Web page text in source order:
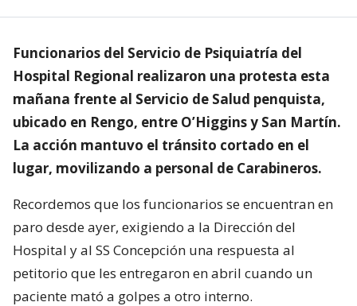
Funcionarios del Servicio de Psiquiatría del
Hospital Regional realizaron una protesta esta
mañana frente al Servicio de Salud penquista,
ubicado en Rengo, entre O’Higgins y San Martín.
La acción mantuvo el tránsito cortado en el
lugar, movilizando a personal de Carabineros.
Recordemos que los funcionarios se encuentran en
paro desde ayer, exigiendo a la Dirección del
Hospital y al SS Concepción una respuesta al
petitorio que les entregaron en abril cuando un
paciente mató a golpes a otro interno.